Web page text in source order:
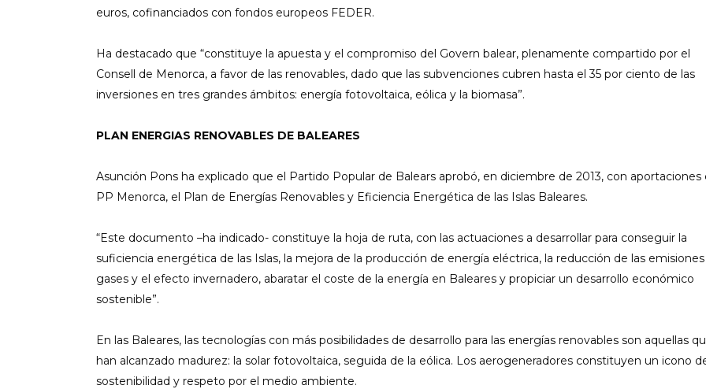
PONENCIA DE ACCIÓN POLÍTICA
euros, cofinanciados con fondos europeos FEDER.
Ha destacado que “constituye la apuesta y el compromiso del Govern balear, plenamente compartido por el
Consell de Menorca, a favor de las renovables, dado que las subvenciones cubren hasta el 35 por ciento de las
inversiones en tres grandes ámbitos: energía fotovoltaica, eólica y la biomasa”.
PLAN ENERGIAS RENOVABLES DE BALEARES
Asunción Pons ha explicado que el Partido Popular de Balears aprobó, en diciembre de 2013, con aportaciones
PP Menorca, el Plan de Energías Renovables y Eficiencia Energética de las Islas Baleares.
“Este documento –ha indicado- constituye la hoja de ruta, con las actuaciones a desarrollar para conseguir la
suficiencia energética de las Islas, la mejora de la producción de energía eléctrica, la reducción de las
gases y el efecto invernadero, abaratar el coste de la energía en Baleares y propiciar un desarrollo económico
sostenible”.
En las Baleares, las tecnologías con más posibilidades de desarrollo para las energías renovables son aquellas
han alcanzado madurez: la solar fotovoltaica, seguida de la eólica. Los aerogeneradores constituyen un icono
sostenibilidad y respeto por el medio ambiente.